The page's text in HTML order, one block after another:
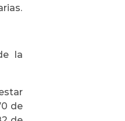
la
de